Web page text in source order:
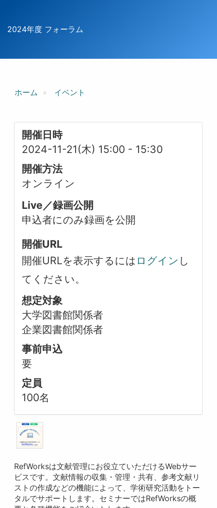
2024年度 フォーラム
ホーム イベント
開催日時
2024-11-21(木) 15:00 - 15:30
開催方法
オンライン
Live／録画公開
申込者にのみ録画を公開
開催URL
開催URLを表示するには ログイン し
てください。
想定対象
大学図書館関係者
企業図書館関係者
事前申込
要
定員
100名
RefWorksは文献管理にお役立ていただけるWebサー
ビスです。文献情報の収集・管理・共有、参考文献リ
ストの作成などの機能によって、学術研究活動をトー
タルでサポートします。セミナーではRefWorksの概